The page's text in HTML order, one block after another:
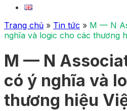
Trang chủ » Tin tức » M — N
nghĩa và logic cho các thương
M — N
có ý nghĩa và
thương hiệu